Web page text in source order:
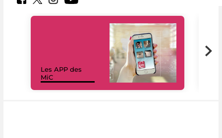
Les APP des
MiC